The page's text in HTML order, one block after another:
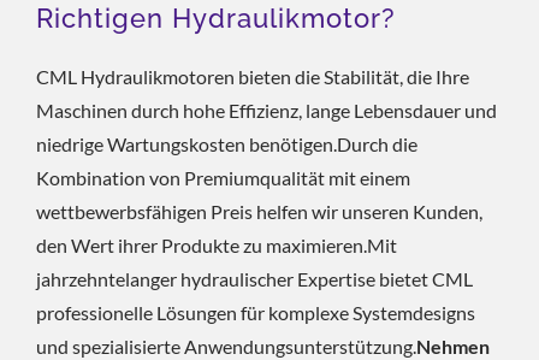
Richtigen Hydraulikmotor?
CML Hydraulikmotoren bieten die Stabilität, die Ihre
Maschinen durch hohe Effizienz, lange Lebensdauer und
niedrige Wartungskosten benötigen.Durch die
Kombination von Premiumqualität mit einem
wettbewerbsfähigen Preis helfen wir unseren Kunden,
den Wert ihrer Produkte zu maximieren.Mit
jahrzehntelanger hydraulischer Expertise bietet CML
professionelle Lösungen für komplexe Systemdesigns
und spezialisierte Anwendungsunterstützung.Nehmen